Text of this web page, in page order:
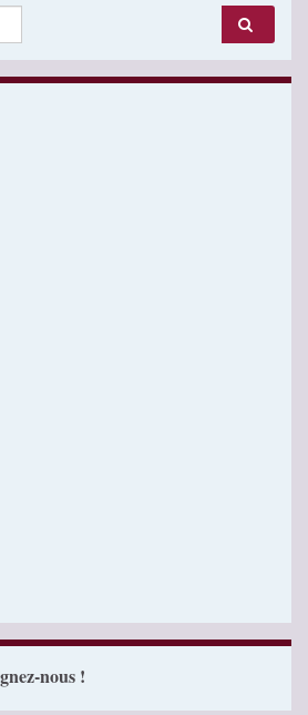
nous !